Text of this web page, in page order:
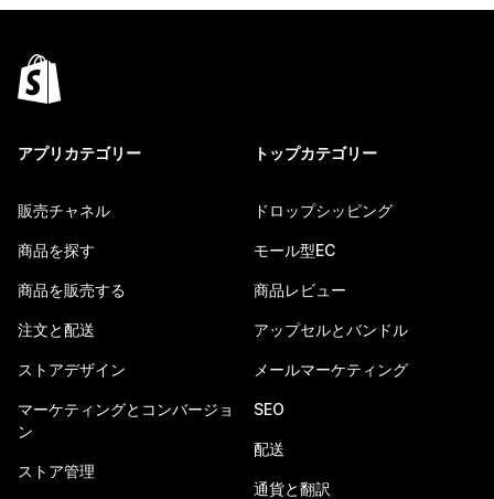
アプリカテゴリー
販売チャネル
商品を探す
商品を販売する
注文と配送
ストアデザイン
マーケティングとコンバージョ
ン
ストア管理
トップカテゴリー
ドロップシッピング
モール型EC
商品レビュー
アップセルとバンドル
メールマーケティング
SEO
配送
通貨と翻訳